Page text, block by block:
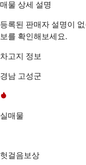
매물 상세 설명
등록된 판매자 설명이
보를 확인해보세요.
차고지 정보
경남 고성군
실매물
헛걸음보상